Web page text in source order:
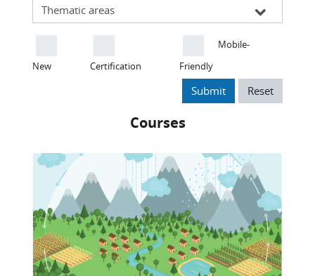
New Certification
Mobile-
Friendly
Submit Reset
Courses